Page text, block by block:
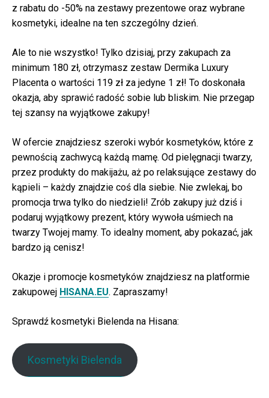
z rabatu do -50% na zestawy prezentowe oraz wybrane
kosmetyki, idealne na ten szczególny dzień.
Ale to nie wszystko! Tylko dzisiaj, przy zakupach za
minimum 180 zł, otrzymasz zestaw Dermika Luxury
Placenta o wartości 119 zł za jedyne 1 zł! To doskonała
okazja, aby sprawić radość sobie lub bliskim. Nie przegap
tej szansy na wyjątkowe zakupy!
W ofercie znajdziesz szeroki wybór kosmetyków, które z
pewnością zachwycą każdą mamę. Od pielęgnacji twarzy,
przez produkty do makijażu, aż po relaksujące zestawy do
kąpieli – każdy znajdzie coś dla siebie. Nie zwlekaj, bo
promocja trwa tylko do niedzieli! Zrób zakupy już dziś i
podaruj wyjątkowy prezent, który wywoła uśmiech na
twarzy Twojej mamy. To idealny moment, aby pokazać, jak
bardzo ją cenisz!
Okazje i promocje kosmetyków znajdziesz na platformie
zakupowej HISANA.EU. Zapraszamy!
Sprawdź kosmetyki Bielenda na Hisana:
Kosmetyki Bielenda